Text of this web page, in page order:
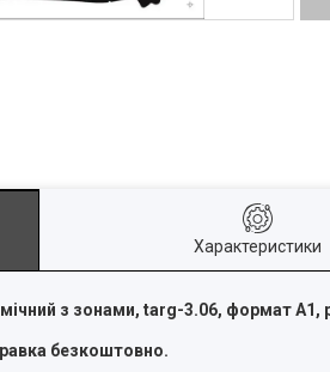
Характеристики
з зонами, targ-3.06, формат А1,
безкоштовно.